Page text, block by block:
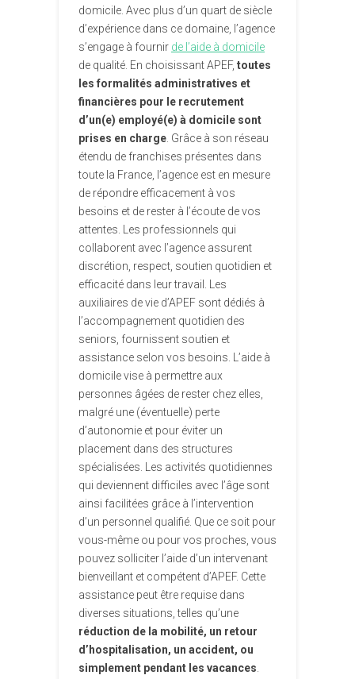
domicile. Avec plus d’un quart de siècle
d’expérience dans ce domaine, l’agence
s’engage à fournir de l’aide à domicile
de qualité. En choisissant APEF, toutes
les formalités administratives et
financières pour le recrutement
d’un(e) employé(e) à domicile sont
prises en charge. Grâce à son réseau
étendu de franchises présentes dans
toute la France, l’agence est en mesure
de répondre efficacement à vos
besoins et de rester à l’écoute de vos
attentes. Les professionnels qui
collaborent avec l’agence assurent
discrétion, respect, soutien quotidien et
efficacité dans leur travail. Les
auxiliaires de vie d’APEF sont dédiés à
l’accompagnement quotidien des
seniors, fournissent soutien et
assistance selon vos besoins. L’aide à
domicile vise à permettre aux
personnes âgées de rester chez elles,
malgré une (éventuelle) perte
d’autonomie et pour éviter un
placement dans des structures
spécialisées. Les activités quotidiennes
qui deviennent difficiles avec l’âge sont
ainsi facilitées grâce à l’intervention
d’un personnel qualifié. Que ce soit pour
vous-même ou pour vos proches, vous
pouvez solliciter l’aide d’un intervenant
bienveillant et compétent d’APEF. Cette
assistance peut être requise dans
diverses situations, telles qu’une
réduction de la mobilité, un retour
d’hospitalisation, un accident, ou
simplement pendant les vacances.